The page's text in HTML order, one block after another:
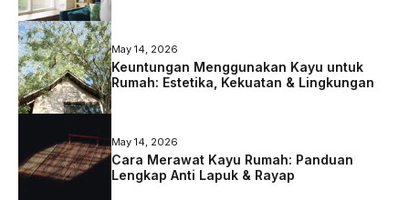
May 14, 2026
Keuntungan Menggunakan Kayu untuk
Rumah: Estetika, Kekuatan & Lingkungan
May 14, 2026
Cara Merawat Kayu Rumah: Panduan
Lengkap Anti Lapuk & Rayap